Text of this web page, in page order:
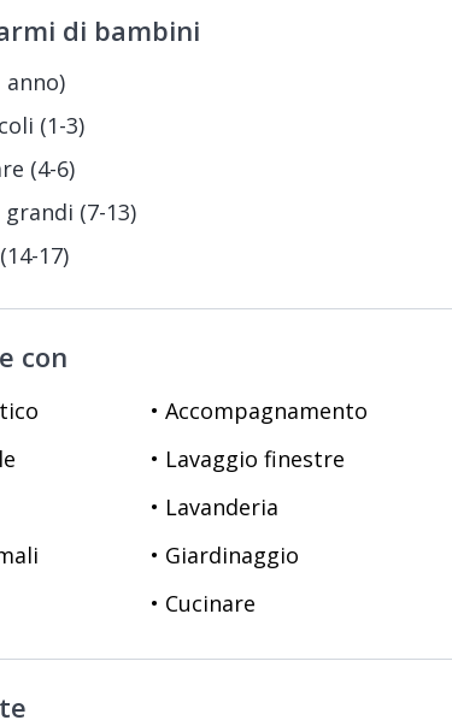
di bambini
anno)
(1-3)
(4-6)
(7-13)
17)
con
• Accompagnamento
• Lavaggio finestre
• Lavanderia
• Giardinaggio
• Cucinare